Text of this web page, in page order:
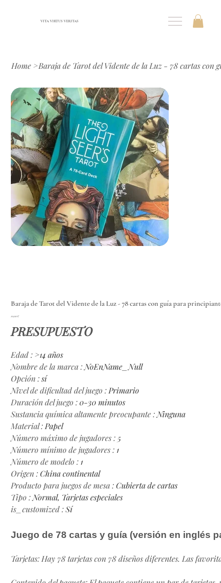
VITA VIRTUS VERITAS
Home >Baraja de Tarot del Vidente de la Luz - 78 cartas
Baraja de Tarot del Vidente de la Luz - 78 cartas con guía para
Precio
10,00 €
PRESUPUESTO
Edad: >14 años
Nombre de la marca: NoEnName_Null
Opción:sí
Nivel de dificultad del juego : Primario
Duración del juego :0-30 minutos
Sustancia química altamente preocupante: Ninguna
Material: Papel
Número máximo de jugadores: 5
Número mínimo de jugadores: 1
Número de modelo : 1
Origen:China continental
Producto para juegos de mesa:Cubierta de cartas
Tipo : Normal, Tarjetas especiales
is_customized:Sí
Juego de 78 cartas y guía (versión en inglés
Tarjetas: Hay 78 tarjetas con 78 diseños diferentes. Las